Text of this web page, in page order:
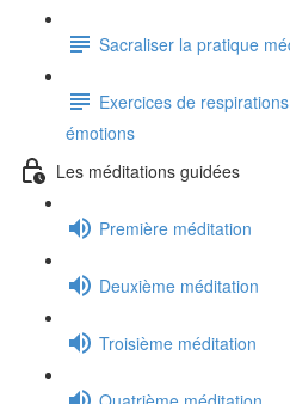
Sacraliser la pratique
Exercices de
émotions
Les méditations guidées
Première méditation
Deuxième méditation
Troisième méditation